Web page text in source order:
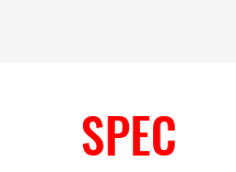
SPEC